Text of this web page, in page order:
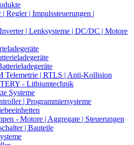
Regler | Impulssteuerungen |
| Lenksysteme | DC/DC | Motore
| RTLS | Anti-Kollision
- Lithiumtechnik
Systeme
| Programmiersysteme
- Motore | Aggregate | Steuerungen
| Bauteile